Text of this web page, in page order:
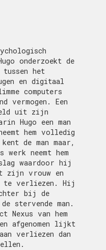
onderzoekt de
tussen het
en digitaal
computers
vermogen. Een
uit zijn
Hugo een man
hem volledig
de man maar,
werk neemt hem
waardoor hij
zijn vrouw en
te verliezen. Hij
bij de
stervende man.
Nexus van hem
afgenomen lijkt
verliezen dan